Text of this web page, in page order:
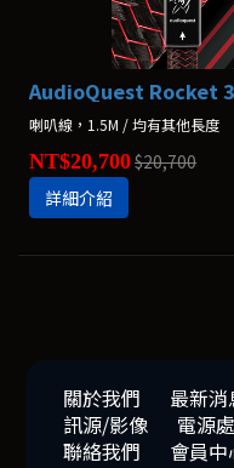
AudioQuest Rocket
喇叭線，1.5M / 均有其他長度
NT$20,700$20,700
詳細介紹
關於我們 最新消
訊源/影像
電源
聯絡我們
會員中